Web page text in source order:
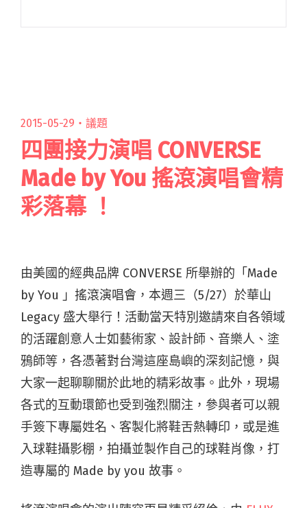
2015-05-29・ 議題
四團接力演唱 CONVERSE
Made by You 搖滾演唱會精
彩落幕 ！
由美國的經典品牌 CONVERSE 所舉辦的「Made
by You 」搖滾演唱會，本週三（5/27）於華山
Legacy 盛大舉行！活動當天特別邀請來自各領域
的活躍創意人士如藝術家、設計師、音樂人、塗
鴉師等，各憑著對台灣這座島嶼的深刻記憶，與
大家一起聊聊關於此地的精彩故事。此外，現場
各式的互動環節也受到強烈關注，參與者可以親
手簽下專屬姓名、客製化將鞋舌熱轉印，或是進
入球鞋攝影棚，拍攝並製作自己的球鞋肖像，打
造專屬的 Made by you 故事。